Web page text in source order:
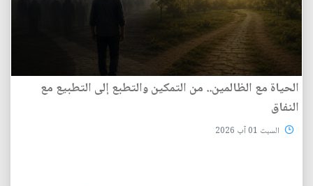
الحياة مع الظالمين.. من التمكين والتطبع إلى التطبيع مع
النفاق
السبت 01 آب 2026